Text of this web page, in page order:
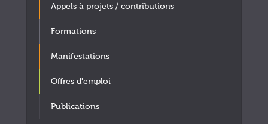
Appels à projets / contributions
Formations
Manifestations
Offres d'emploi
Publications